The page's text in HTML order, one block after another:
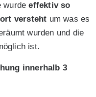
wurdeeffektiv so
versteht um was es
wurden und die
ist.
innerhalb 3